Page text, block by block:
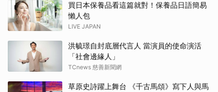
買日本保養品看這篇就對！保養品日語簡易
懶人包
LIVE JAPAN
洪毓璟自封底層代言人 當演員的使命演活
「社會邊緣人」
TCnews 慈善新聞網
草原史詩躍上舞台 《千古馬頌》寫下人與馬